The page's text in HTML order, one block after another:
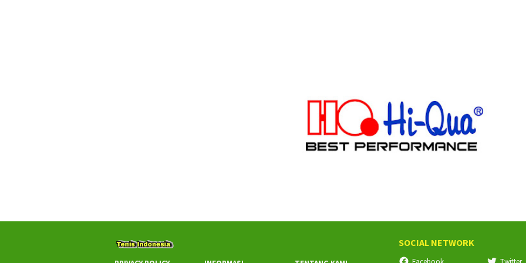
SOCIAL NETWORK